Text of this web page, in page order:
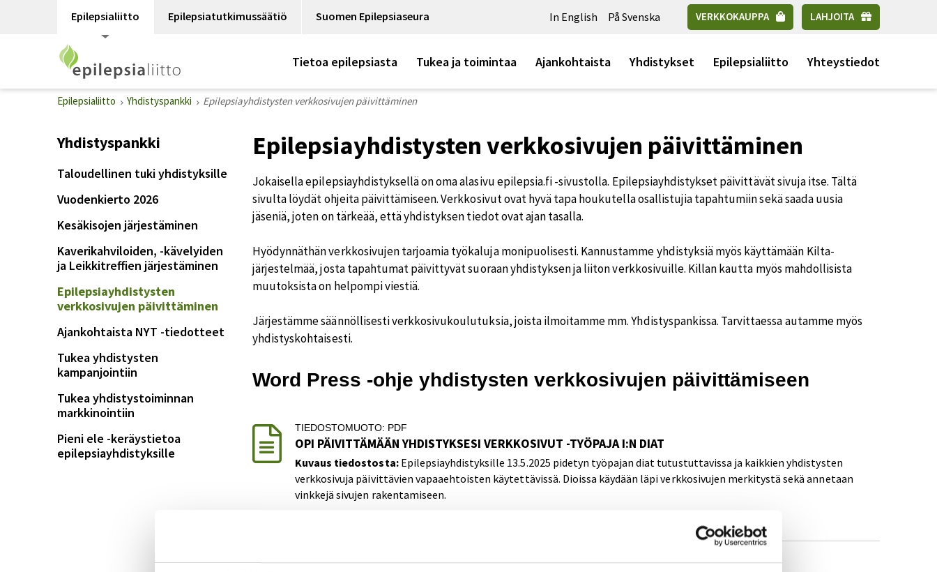
Epilepsialiitto Epilepsiatutkimussäätiö Suomen Epilepsiaseura In English På Svenska VERKKOKAUPPA LAHJOITA
Tietoa epilepsiasta Tukea ja toimintaa Ajankohtaista Yhdistykset Epilepsialiitto Yhteystiedot
Epilepsialiitto Yhdistyspankki Epilepsiayhdistysten verkkosivujen päivittäminen
Epilepsiayhdistysten verkkosivujen päivittäminen
Jokaisella epilepsiayhdistyksellä on oma alasivu epilepsia.fi -sivustolla. Epilepsiayhdistykset päivittävät sivuja itse. Tältä
sivulta löydät ohjeita päivittämiseen. Verkkosivut ovat hyvä tapa houkutella osallistujia tapahtumiin sekä saada uusia
jäseniä, joten on tärkeää, että yhdistyksen tiedot ovat ajan tasalla.
Hyödynnäthän verkkosivujen tarjoamia työkaluja monipuolisesti. Kannustamme yhdistyksiä myös käyttämään Kilta-
järjestelmää, josta tapahtumat päivittyvät suoraan yhdistyksen ja liiton verkkosivuille. Killan kautta myös mahdollisista
muutoksista on helpompi viestiä.
Järjestämme säännöllisesti verkkosivukoulutuksia, joista ilmoitamme mm. Yhdistyspankissa. Tarvittaessa autamme myös
yhdistyskohtaisesti.
Word Press -ohje yhdistysten verkkosivujen päivittämiseen
TIEDOSTOMUOTO: PDF
OPI PÄIVITTÄMÄÄN YHDISTYKSESI VERKKOSIVUT -TYÖPAJA I:N DIAT
Kuvaus tiedostosta:Epilepsiayhdistyksille 13.5.2025 pidetyn työpajan diat tutustuttavissa ja kaikkien yhdistysten
verkkosivuja päivittävien vapaaehtoisten käytettävissä. Dioissa käydään läpi verkkosivujen merkitystä sekä annetaan
vinkkejä sivujen rakentamiseen.
TIEDOSTOMUOTO: PDF
Yhdistyspankki
Taloudellinen tuki yhdistyksille
Vuodenkierto 2026
Kesäkisojen järjestäminen
Kaverikahviloiden, -kävelyiden
ja Leikkitreffien järjestäminen
Epilepsiayhdistysten
verkkosivujen päivittäminen
Ajankohtaista NYT -tiedotteet
Tukea yhdistysten
kampanjointiin
Tukea yhdistystoiminnan
markkinointiin
Pieni ele -keräystietoa
epilepsiayhdistyksille